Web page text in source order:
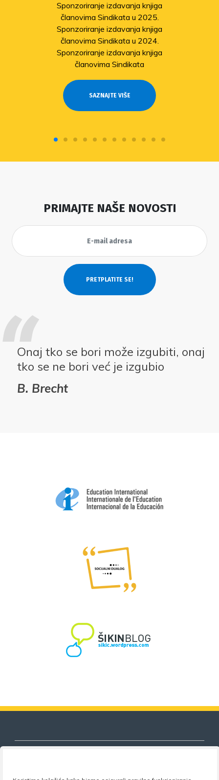
Sponzoriranje izdavanja knjiga
članovima Sindikata u 2025.
Sponzoriranje izdavanja knjiga
članovima Sindikata u 2024.
Sponzoriranje izdavanja knjiga
članovima Sindikata
SAZNAJTE VIŠE
PRIMAJTE NAŠE NOVOSTI
Onaj tko se bori može izgubiti, onaj
tko se ne bori već je izgubio
B. Brecht